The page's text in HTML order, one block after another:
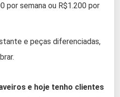
por semana ou R$1.200 por
e peças diferenciadas,
e hoje tenho clientes